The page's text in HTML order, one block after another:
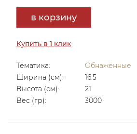
в корзину
Купить в 1 клик
Тематика:
Обнажённые
Ширина (см):
16.5
Высота (см):
21
Вес (гр):
3000